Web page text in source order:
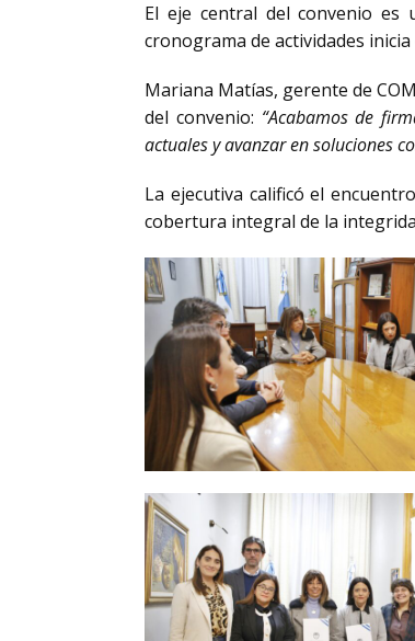
El eje central del convenio es
cronograma de actividades
Mariana Matías, gerente de
del convenio: “Acabamos de
actuales y avanzar en soluciones
La ejecutiva calificó el
cobertura integral de la